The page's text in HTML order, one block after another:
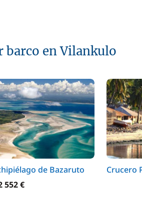
barco en Vilankulo
de Bazaruto
552 €
Crucero